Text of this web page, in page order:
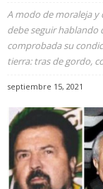
A modo de moraleja y
debe seguir hablando
comprobada su
tierra: tras de gordo,
septiembre 15, 2021